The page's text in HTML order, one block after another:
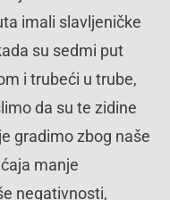
imali slavljeničke
su sedmi put
i trubeći u trube,
da su te zidine
gradimo zbog naše
manje
negativnosti,